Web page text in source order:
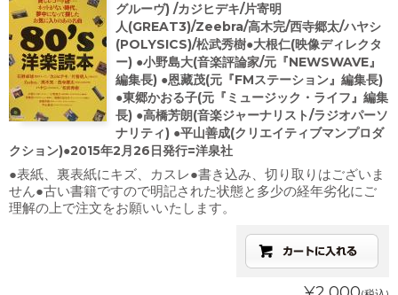
グルーヴ) /カジヒデキ/片寄明
人(GREAT3)/Zeebra/高木完/西寺郷太/ハヤシ
(POLYSICS)/松武秀樹●大根仁(映像ディレクタ
ー) ●小野島大(音楽評論家/元『NEWSWAVE』
編集長) ●恩藏茂(元『FMステーション』編集長)
●東郷かおる子(元『ミュージック・ライフ』編集
長) ●高橋芳朗(音楽ジャーナリスト/ラジオパーソ
ナリティ) ●平山善成(クリエイティブマンプロダ
クション)●2015年2月26日発行=洋泉社
●表紙、裏表紙にキズ、カスレ●書き込み、切り取りはございま
せん●古い書籍ですので明記された状態と多少の経年劣化にご
理解の上で注文をお願いいたします。